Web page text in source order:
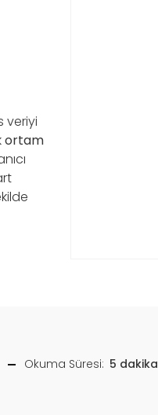
veriyi
ortam
Okuma Süresi: 5 dakika